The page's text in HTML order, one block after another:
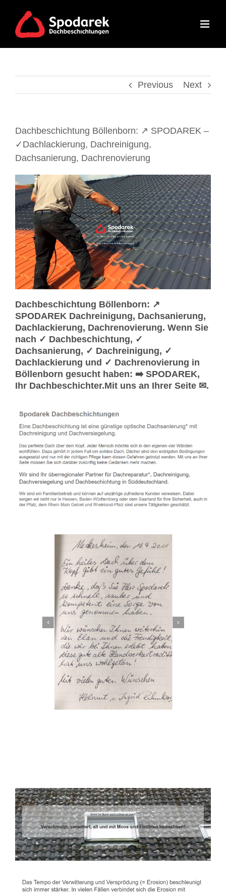
content
Previous Next
Dachbeschichtung Böllenborn: ↗️ SPODAREK –
✓Dachlackierung, Dachreinigung,
Dachsanierung, Dachrenovierung
Dachbeschichtung Böllenborn: ↗️
SPODAREK Dachreinigung, Dachsanierung,
Dachlackierung, Dachrenovierung. Wenn Sie
nach ✓ Dachbeschichtung, ✓
Dachsanierung, ✓ Dachreinigung, ✓
Dachlackierung und ✓ Dachrenovierung in
Böllenborn gesucht haben: ➡️ SPODAREK,
Ihr Dachbeschichter.Mit uns an Ihrer Seite ✉.